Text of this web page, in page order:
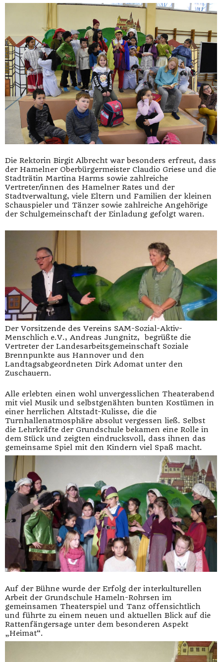
Die Rektorin Birgit Albrecht war besonders erfreut, dass
der Hamelner Oberbürgermeister Claudio Griese und die
Stadträtin Martina Harms sowie zahlreiche
Vertreter/innen des Hamelner Rates und der
Stadtverwaltung, viele Eltern und Familien der kleinen
Schauspieler und Tänzer sowie zahlreiche Angehörige
der Schulgemeinschaft der Einladung gefolgt waren.
Der Vorsitzende des Vereins SAM-Sozial-Aktiv-
Menschlich e.V., Andreas Jungnitz, begrüßte die
Vertreter der Landesarbeitsgemeinschaft Soziale
Brennpunkte aus Hannover und den
Landtagsabgeordneten Dirk Adomat unter den
Zuschauern.
Alle erlebten einen wohl unvergesslichen Theaterabend
mit viel Musik und selbstgenähten bunten Kostümen in
einer herrlichen Altstadt-Kulisse, die die
Turnhallenatmosphäre absolut vergessen ließ. Selbst
die Lehrkräfte der Grundschule bekamen eine Rolle in
dem Stück und zeigten eindrucksvoll, dass ihnen das
gemeinsame Spiel mit den Kindern viel Spaß macht.
Auf der Bühne wurde der Erfolg der interkulturellen
Arbeit der Grundschule Hameln-Rohrsen im
gemeinsamen Theaterspiel und Tanz offensichtlich
und führte zu einem neuen und aktuellen Blick auf die
Rattenfängersage unter dem besonderen Aspekt
„Heimat“.